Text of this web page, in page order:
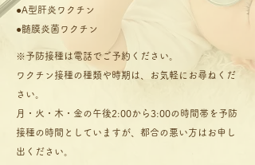
●A型肝炎ワクチン
●髄膜炎菌ワクチン
※予防接種は電話でご予約ください。
ワクチン接種の種類や時期は、お気軽にお尋ねくだ
さい。
月・火・木・金の午後2:00から3:00の時間帯を予防
接種の時間としていますが、都合の悪い方はお申し
出ください。